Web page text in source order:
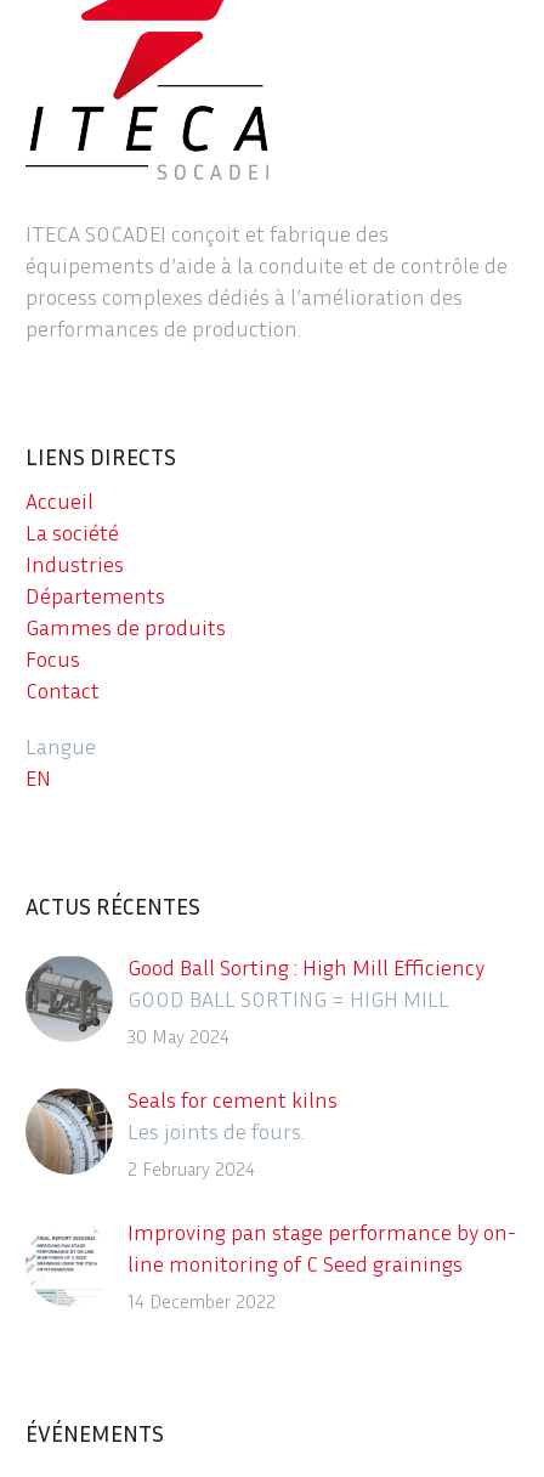
ITECA SOCADEI conçoit et fabrique des
équipements d’aide à la conduite et de contrôle de
process complexes dédiés à l’amélioration des
performances de production.
LIENS DIRECTS
Accueil
La société
Industries
Départements
Gammes de produits
Focus
Contact
Langue
EN
ACTUS RÉCENTES
Good Ball Sorting : High Mill Efficiency
GOOD BALL SORTING = HIGH MILL
EFFICIENCY
30 May 2024
Seals for cement kilns
Les joints de fours.
2 February 2024
Improving pan stage performance by on-
line monitoring of C Seed grainings
using the ITECA CrystObserver
14 December 2022
ÉVÉNEMENTS